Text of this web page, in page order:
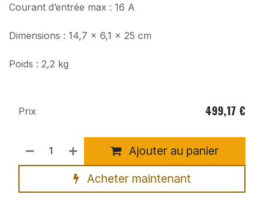
Courant d’entrée max : 16 A
Dimensions : 14,7 × 6,1 × 25 cm
Poids : 2,2 kg
Ajouter au panier
Acheter maintenant
Prix 499,17 €